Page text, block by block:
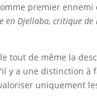
premier ennemi
en Djellaba, critique de
tout de même la
y a une distinction à
uniquement